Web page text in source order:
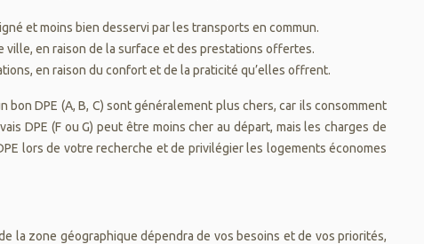
et moins bien desservi par les transports en commun.
ville, en raison de la surface et des prestations offertes.
en raison du confort et de la praticité qu’elles offrent.
DPE (A, B, C) sont généralement plus chers, car ils consomment
DPE (F ou G) peut être moins cher au départ, mais les charges de
lors de votre recherche et de privilégier les logements économes
la zone géographique dépendra de vos besoins et de vos priorités,